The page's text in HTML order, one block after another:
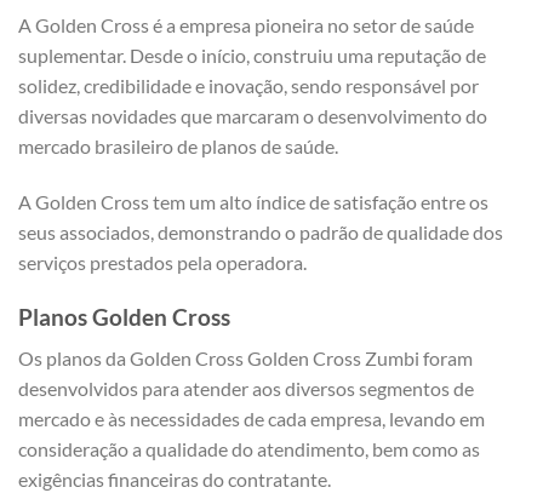
A Golden Cross é a empresa pioneira no setor de saúde
suplementar. Desde o início, construiu uma reputação de
solidez, credibilidade e inovação, sendo responsável por
diversas novidades que marcaram o desenvolvimento do
mercado brasileiro de planos de saúde.
A Golden Cross tem um alto índice de satisfação entre os
seus associados, demonstrando o padrão de qualidade dos
serviços prestados pela operadora.
Planos Golden Cross
Os planos da Golden Cross Golden Cross Zumbi foram
desenvolvidos para atender aos diversos segmentos de
mercado e às necessidades de cada empresa, levando em
consideração a qualidade do atendimento, bem como as
exigências financeiras do contratante.